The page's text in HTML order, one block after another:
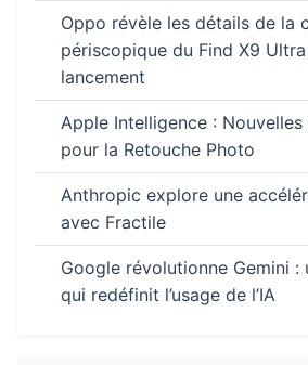
Oppo révèle les détails de la
périscopique du Find X9
lancement
Apple Intelligence : Nouvelles
pour la Retouche Photo
Anthropic explore une
avec Fractile
Google révolutionne Gemini :
qui redéfinit l’usage de l’IA